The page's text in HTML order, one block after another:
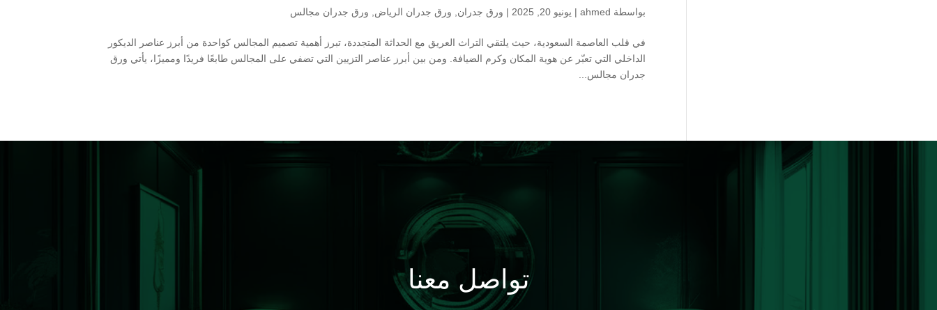
بواسطة ahmed
| يونيو 20, 2025 | ورق جدران, ورق جدران الرياض, ورق جدران مجالس
في قلب العاصمة السعودية، حيث يلتقي التراث العريق مع الحداثة المتجددة، تبرز أهمية تصميم المجالس كواحدة من أبرز عناصر الديكور
الداخلي التي تعبّر عن هوية المكان وكرم الضيافة. ومن بين أبرز عناصر التزيين التي تضفي على المجالس طابعًا فريدًا ومميزًا، يأتي ورق
جدران مجالس...
تواصل معنا